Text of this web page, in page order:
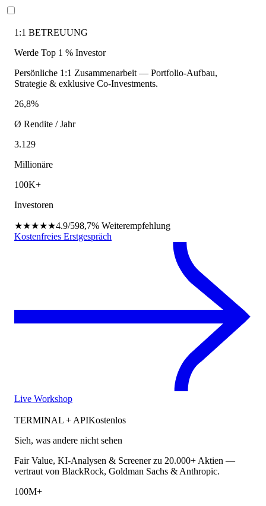
1:1 BETREUUNG
Werde Top 1 % Investor
Persönliche 1:1 Zusammenarbeit — Portfolio-Aufbau,
Strategie & exklusive Co-Investments.
26,8%
Ø Rendite / Jahr
3.129
Millionäre
100K+
Investoren
★★★★★4.9/598,7% Weiterempfehlung
Kostenfreies Erstgespräch
Live Workshop
TERMINAL + APIKostenlos
Sieh, was andere nicht sehen
Fair Value, KI-Analysen & Screener zu 20.000+ Aktien —
vertraut von BlackRock, Goldman Sachs & Anthropic.
100M+